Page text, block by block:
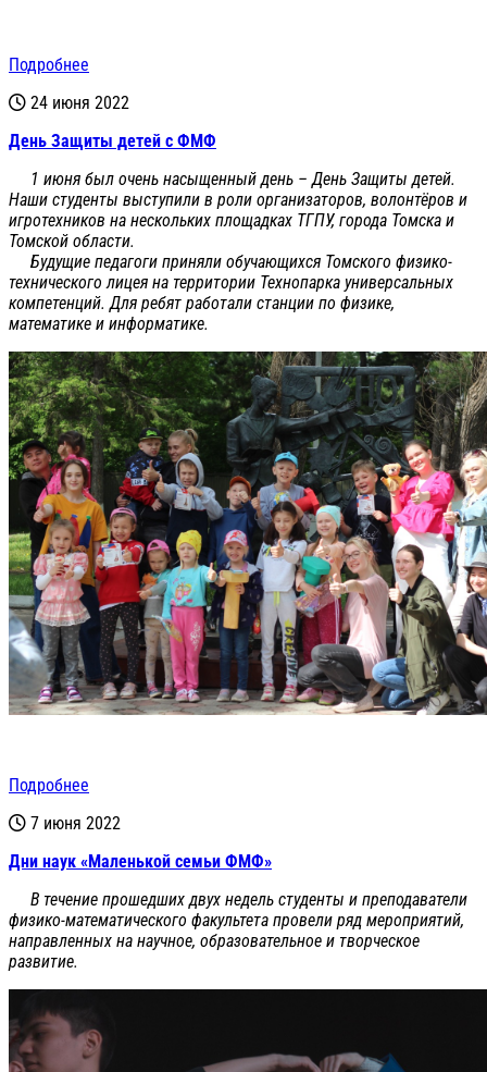
Подробнее
24 июня 2022
День Защиты детей с ФМФ
1 июня был очень насыщенный день – День Защиты детей.
Наши студенты выступили в роли организаторов, волонтёров и
игротехников на нескольких площадках ТГПУ, города Томска и
Томской области.
Будущие педагоги приняли обучающихся Томского физико-
технического лицея на территории Технопарка универсальных
компетенций. Для ребят работали станции по физике,
математике и информатике.
Подробнее
7 июня 2022
Дни наук «Маленькой семьи ФМФ»
В течение прошедших двух недель студенты и преподаватели
физико-математического факультета провели ряд мероприятий,
направленных на научное, образовательное и творческое
развитие.